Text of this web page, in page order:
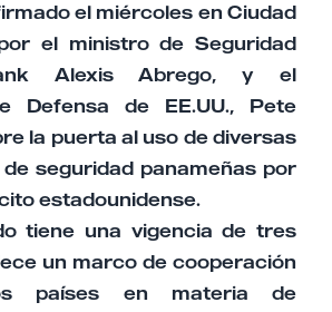
el miércoles en Ciudad
el ministro de Seguridad
Alexis Abrego, y el
Defensa de EE.UU., Pete
la puerta al uso de diversas
seguridad panameñas por
estadounidense.
tiene una vigencia de tres
un marco de cooperación
países en materia de